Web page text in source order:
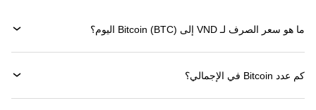
ما هو سعر الصرف لـ VND إلى Bitcoin (BTC) اليوم؟
كم عدد Bitcoin في الإجمالي؟